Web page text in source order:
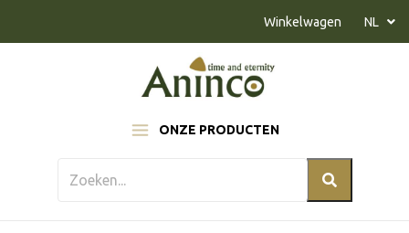
ONZE PRODUCTEN
Winkelwagen NL